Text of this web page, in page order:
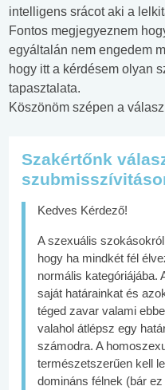
intelligens srácot aki a
Fontos megjegyeznem
egyáltalán nem engedem
hogy itt a kérdésem olyan
tapasztalata.
Köszönöm szépen a
Szakértőnk
Kedves Kérdező!
A szexuális
hogy ha mindkét fél
normális kategóriájába.
saját határainkat és
téged zavar valami
valahol átlépsz egy
számodra. A
természetszerűen kell
domináns félnek (bár